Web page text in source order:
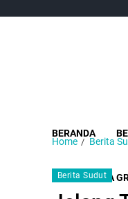
BERANDA
SUDUT MEDIA
Home Berita
Berita Sudut